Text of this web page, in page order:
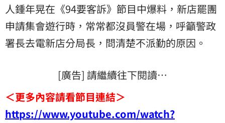
人鍾年晃在《94要客訴》節目中爆料，新店罷團
申請集會遊行時，常常都沒員警在場，呼籲警政
署長去電新店分局長，問清楚不派勤的原因。
[廣告] 請繼續往下閱讀…
＜更多內容請看節目連結＞
https://www.youtube.com/watch?